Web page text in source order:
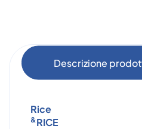
Descrizione
Rice
&RICE